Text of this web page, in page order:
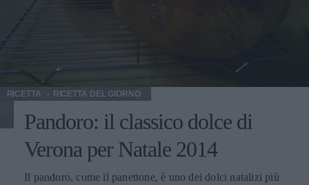
forno. Ma è ottimo anche con arrosti di carni bianche e
rosse, formaggi piccanti e pollame nobile, antipasti di
pesce. Va degustato in calici bordolesi a una temperatura di
16-18°C. Il Breganze Doc Bianco si abbina a minestre,
zuppe di pesce, pesci bolliti o con salse dal sapore
delicato. Va degustato in calici di media capacità a tulipano
svasato a una temperatura di 8-10°C.
RICETTA RICETTA DEL GIORNO
Pandoro: il classico dolce di
Verona per Natale 2014
Il pandoro, come il panettone, è uno dei dolci natalizi più